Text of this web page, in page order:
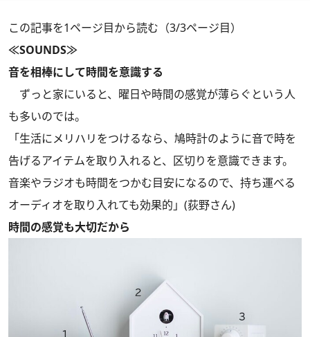
この記事を1ページ目から読む（3/3ページ目）
≪SOUNDS≫
音を相棒にして時間を意識する
ずっと家にいると、曜日や時間の感覚が薄らぐという人
も多いのでは。
「生活にメリハリをつけるなら、鳩時計のように音で時を
告げるアイテムを取り入れると、区切りを意識できます。
音楽やラジオも時間をつかむ目安になるので、持ち運べる
オーディオを取り入れても効果的」(荻野さん)
時間の感覚も大切だから